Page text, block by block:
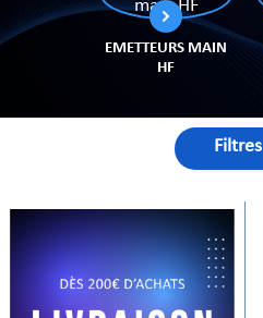
EMETTEURS MAIN
HF
Filtres